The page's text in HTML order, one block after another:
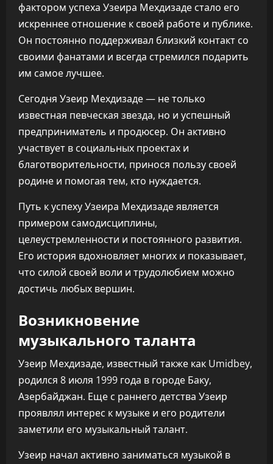
фактором успеха Узеира Мехдизаде стало его
искреннее отношение к своей работе и публике.
Он постоянно поддерживал близкий контакт со
своими фанатами и всегда стремился подарить
им самое лучшее.
Сегодня Узеир Мехдизаде — не только
известная певческая звезда, но и успешный
предприниматель и продюсер. Он активно
участвует в социальных проектах и
благотворительности, принося пользу своей
родине и помогая тем, кто нуждается.
Путь к успеху Узеира Мехдизаде является
примером самодисциплины,
целеустремленности и постоянного развития.
Его история вдохновляет многих и показывает,
что силой своей воли и трудолюбием можно
достичь любых вершин.
Возникновение
музыкального таланта
Узеир Мехдизаде, известный также как Umidbey,
родился 8 июля 1999 года в городе Баку,
Азербайджан. Еще с раннего детства Узеир
проявлял интерес к музыке и его родители
заметили его музыкальный талант.
Узеир начал активно заниматься музыкой в